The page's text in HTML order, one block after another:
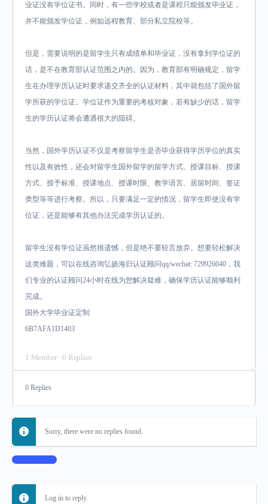
业证没有学位证书。同时，有一些学校或者是课程只能颁发毕业证，
并不能颁发学位证，例如远程教育、部分私立院校等。
但是，需要说明的是留学生只有成绩单和毕业证，没有拿到学位证的
话，是不在教育部认证范围之内的。因为，教育部有明确规定，留学
生在办理学历认证时要求递交齐全的认证材料，其中就包括了国外留
学所获的学位证。学位证作为重要的考核对象，若有缺少的话，留学
生的学历认证将会遭遇很大的阻碍。
当然，国外学历认证不仅是考察留学生是否毕业获得学历学位的真实
性以及有效性，还会对留学生国外留学的留学方式、授课目标、授课
方式、授予标准、授课地点、授课时限、教学语言、居留时间、签证
类型等等进行考察。所以，只要满足一定的情况，留学生即使没有学
位证，还是能够有其他办法完成学历认证的。
留学生没有学位证虽然很遗憾，但是绝不要轻言放弃。想要轻松解决
这类难题，可以在线咨询弘扬海归认证顾问qq/wechat: 729926040，我
们专业的认证顾问24小时在线为您解决疑难，确保学历认证能够顺利
完成。
国外大学毕业证定制
6B7AFA1D1403
1 Member · 0 Replies
0 Replies
Sorry, there were no replies found.
Log In to Reply
Log in to reply.